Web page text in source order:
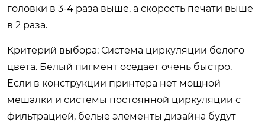
головки в 3-4 раза выше, а скорость печати выше
в 2 раза.
Критерий выбора: Система циркуляции белого
цвета. Белый пигмент оседает очень быстро.
Если в конструкции принтера нет мощной
мешалки и системы постоянной циркуляции с
фильтрацией, белые элементы дизайна будут